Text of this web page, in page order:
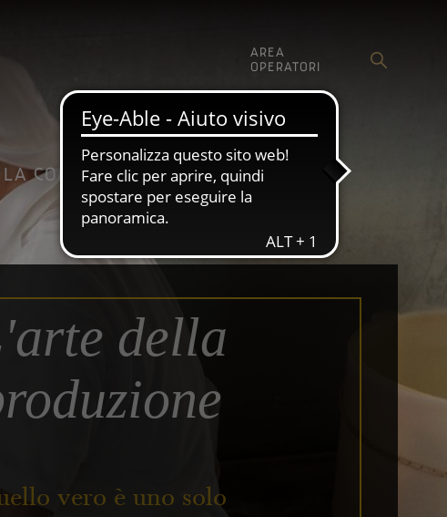
LA COMUNICAZIONE SHOP
AREA
OPERATORI
della
vero è uno solo